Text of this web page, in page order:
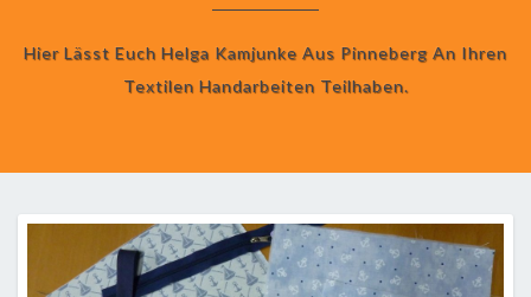
Hier Lässt Euch Helga Kamjunke Aus Pinneberg An Ihren
Textilen Handarbeiten Teilhaben.